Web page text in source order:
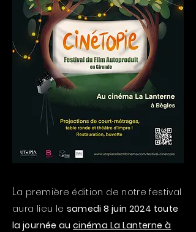
La première édition de notre festival
aura lieu le samedi 8 juin 2024 toute
la journée aucinéma La Lanterne à